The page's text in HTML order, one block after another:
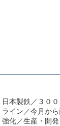
日本製鉄／３０
ライン／今月か
強化／生産・開